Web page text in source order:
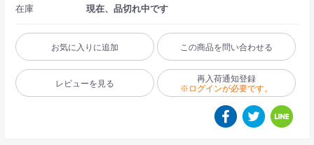
在庫 現在、品切れ中です
お気に入りに追加 この商品を問い合わせる
レビューを見る
再入荷通知登録
※ログインが必要です。